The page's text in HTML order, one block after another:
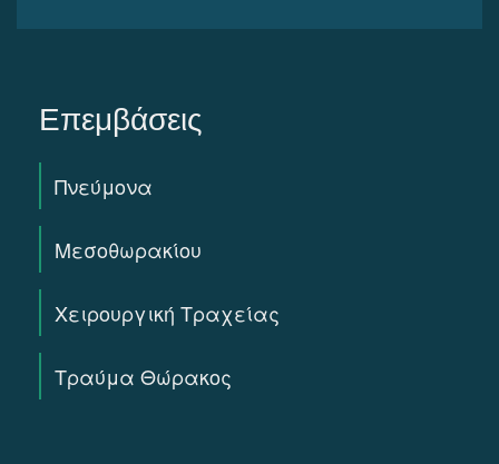
Επεμβάσεις
Πνεύμονα
Μεσοθωρακίου
Χειρουργική Τραχείας
Τραύμα Θώρακος